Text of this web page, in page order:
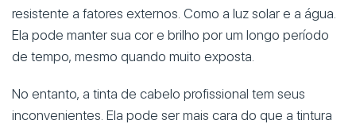
resistente a fatores externos. Como a luz solar e a água.
Ela pode manter sua cor e brilho por um longo período
de tempo, mesmo quando muito exposta.
No entanto, a tinta de cabelo profissional tem seus
inconvenientes. Ela pode ser mais cara do que a tintura